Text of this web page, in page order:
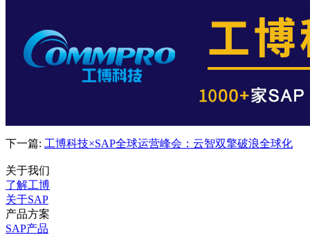
下一篇: 工博科技×SAP全球运营峰会：云智双擎破浪全球化
关于我们
了解工博
关于SAP
产品方案
SAP产品